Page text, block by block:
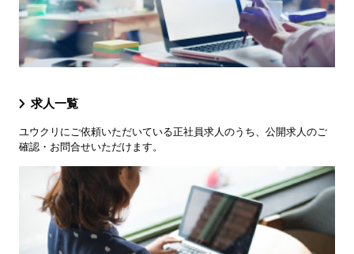
求人一覧
ユウクリにご依頼いただいている正社員求人のうち、公開求人のご
確認・お問合せいただけます。